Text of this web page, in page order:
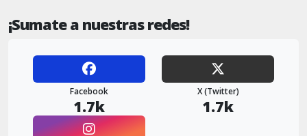
¡Sumate a nuestras redes!
Facebook
1.7k
X (Twitter)
1.7k